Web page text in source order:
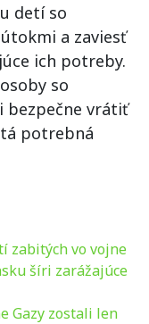
detí so
a zaviesť
ich potreby.
so
bezpečne vrátiť
potrebná
zabitých vo vojne
šíri zarážajúce
Gazy zostali len